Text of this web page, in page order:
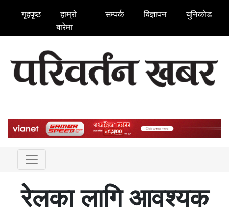
गृहपृष्ठ
हाम्रो
बारेमा
सम्पर्क विज्ञापन युनिकोड
रेलका लागि आवश्यक